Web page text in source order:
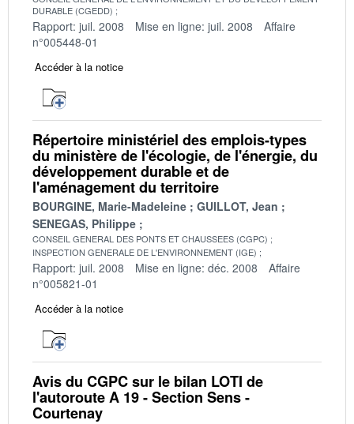
DURABLE (CGEDD)
Rapport: juil. 2008 Mise en ligne: juil. 2008
Affaire
n°005448-01
Accéder à la notice
Répertoire ministériel des emplois-types
du ministère de l'écologie, de l'énergie, du
développement durable et de
l'aménagement du territoire
BOURGINE, Marie-Madeleine
GUILLOT, Jean
SENEGAS, Philippe
CONSEIL GENERAL DES PONTS ET CHAUSSEES (CGPC)
INSPECTION GENERALE DE L'ENVIRONNEMENT (IGE)
Rapport: juil. 2008 Mise en ligne: déc. 2008
Affaire
n°005821-01
Accéder à la notice
Avis du CGPC sur le bilan LOTI de
l'autoroute A 19 - Section Sens -
Courtenay